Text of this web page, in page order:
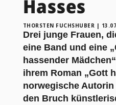
Hasses
THORSTEN FUCHSHUBER |
Drei junge Frauen,
eine Band und eine
hassender
ihrem Roman „Gott
norwegische
den Bruch